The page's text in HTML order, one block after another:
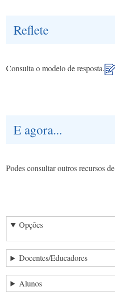
Reflete
Consulta o modelo de resposta.
E agora...
Podes consultar outros recursos de
Opções
Docentes/Educadores
Alunos